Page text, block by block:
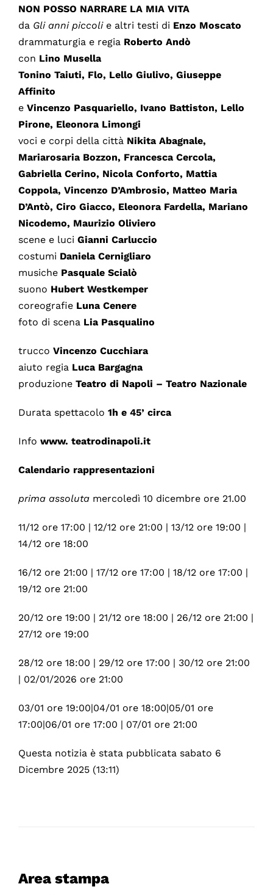
NON POSSO NARRARE LA MIA VITA
da Gli anni piccolie altri testi di Enzo Moscato
drammaturgia e regia Roberto Andò
con Lino Musella
Tonino Taiuti, Flo, Lello Giulivo, Giuseppe
Affinito
e Vincenzo Pasquariello, Ivano Battiston, Lello
Pirone, Eleonora Limongi
voci e corpi della città Nikita Abagnale,
Mariarosaria Bozzon, Francesca Cercola,
Gabriella Cerino, Nicola Conforto, Mattia
Coppola, Vincenzo D’Ambrosio, Matteo Maria
D’Antò, Ciro Giacco, Eleonora Fardella, Mariano
Nicodemo, Maurizio Oliviero
scene e luci Gianni Carluccio
costumi Daniela Cernigliaro
musiche Pasquale Scialò
suono Hubert Westkemper
coreografie Luna Cenere
foto di scena Lia Pasqualino
trucco Vincenzo Cucchiara
aiuto regiaLuca Bargagna
produzione Teatro di Napoli – Teatro Nazionale
Durata spettacolo 1h e 45’ circa
Info www. teatrodinapoli.it
Calendario rappresentazioni
prima assolutamercoledì 10 dicembre ore 21.00
11/12 ore 17:00 | 12/12 ore 21:00 | 13/12 ore 19:00 |
14/12 ore 18:00
16/12 ore 21:00 | 17/12 ore 17:00 | 18/12 ore 17:00 |
19/12 ore 21:00
20/12 ore 19:00 | 21/12 ore 18:00 | 26/12 ore 21:00 |
27/12 ore 19:00
28/12 ore 18:00 | 29/12 ore 17:00 | 30/12 ore 21:00
| 02/01/2026 ore 21:00
03/01 ore 19:00|04/01 ore 18:00|05/01 ore
17:00|06/01 ore 17:00 | 07/01 ore 21:00
Questa notizia è stata pubblicata sabato 6
Dicembre 2025 (13:11)
Area stampa